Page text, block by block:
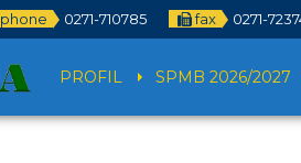
phone 0271-710785 fax 0271-
PROFIL SPMB 2026/2027